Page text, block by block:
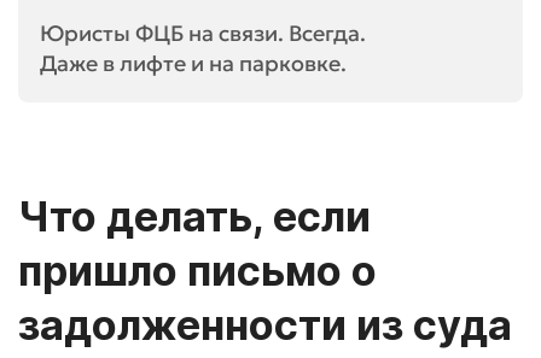
Юристы ФЦБ на связи. Всегда.
Даже в лифте и на парковке.
Что делать, если
пришло письмо о
задолженности из суда